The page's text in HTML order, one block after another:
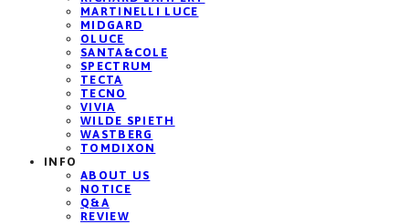
MARTINELLI LUCE
MIDGARD
OLUCE
SANTA&COLE
SPECTRUM
TECTA
TECNO
VIVIA
WILDE SPIETH
WASTBERG
TOMDIXON
INFO
ABOUT US
NOTICE
Q&A
REVIEW